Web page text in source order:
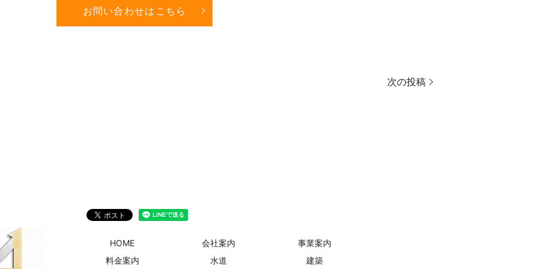
お問い合わせはこちら
次の投稿
HOME 会社案内
事業案内
料金案内
水道 建築